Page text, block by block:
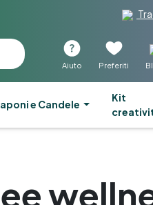
Aiuto Preferiti
e Candele
kit